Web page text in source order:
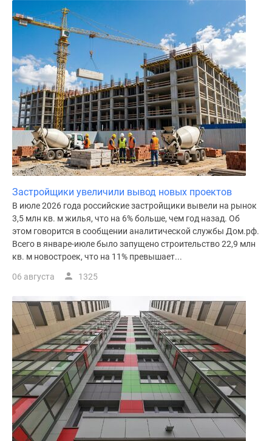
лесу
Коттеджные
поселки
водоема
Коттеджные
поселки
ипотеку
Бизнес-
центры
Скидки
акции
Макс
Застройщики увеличили вывод новых проектов
В июле 2026 года российские застройщики вывели на рынок
3,5 млн кв. м жилья, что на 6% больше, чем год назад. Об
этом говорится в сообщении аналитической службы Дом.рф.
Всего в январе-июле было запущено строительство 22,9 млн
кв. м новостроек, что на 11% превышает...
06 августа 1325